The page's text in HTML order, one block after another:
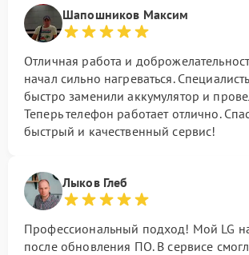
Шапошников Максим
Отличная работа и
начал сильно нагреваться.
быстро заменили аккумулятор и
Теперь телефон работает отлично.
быстрый и качественный сервис!
Лыков Глеб
Профессиональный подход! Мой LG
после обновления ПО. В сервисе